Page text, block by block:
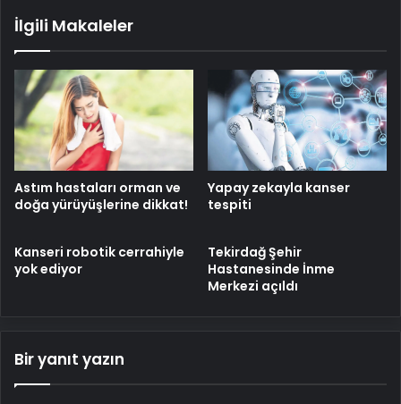
İlgili Makaleler
Astım hastaları orman ve
doğa yürüyüşlerine dikkat!
Yapay zekayla kanser
tespiti
Kanseri robotik cerrahiyle
yok ediyor
Tekirdağ Şehir
Hastanesinde İnme
Merkezi açıldı
Bir yanıt yazın